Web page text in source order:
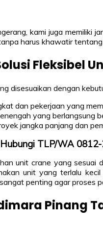
kami juga memiliki
harus khawatir
Fleksibel
disesuaikan dengan
dan pekerjaan yang
yang berlangsung
jangka panjang dan
TLP/WA
unit crane yang
unit yang terlalu
penting agar proses
Pinang